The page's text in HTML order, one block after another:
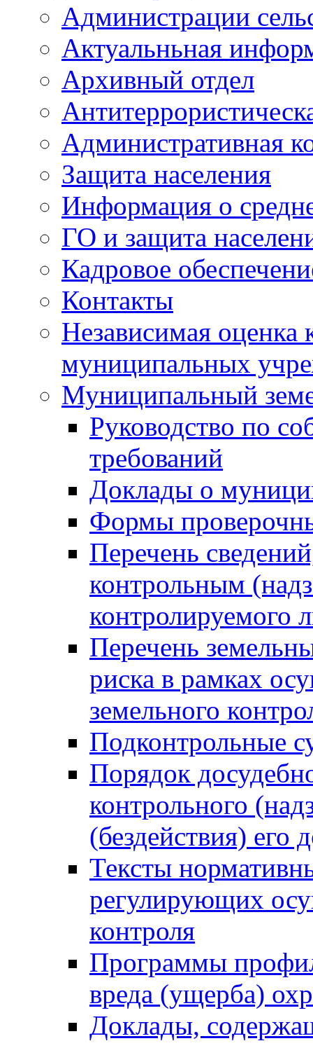
Администрации
Актуальньная
Архивный отдел
Административная
Защита населения
Информация о
ГО и защита
Кадровое
Контакты
Независимая оценка
муниципальных
Муниципальный
Руководство по
требований
Доклады о
Формы
Перечень
контрольным
контролируемого
Перечень
риска в рамках
земельного
Подконтрольные
Порядок
контрольного
(бездействия)
Тексты
регулирующих
контроля
Программы
вреда (ущерба)
Доклады,